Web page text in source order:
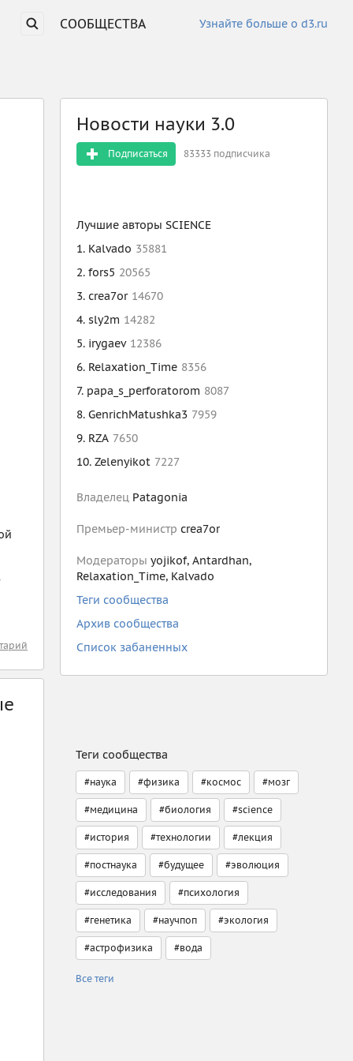
СООБЩЕСТВА Узнайте больше о d3.ru
Новости науки 3.0
Подписаться 83333 подписчика
Лучшие авторы SCIENCE
Kalvado 35881
fors5 20565
crea7or 14670
sly2m 14282
irygaev 12386
Relaxation_Time 8356
papa_s_perforatorom 8087
GenrichMatushka3 7959
RZA 7650
Zelenyikot 7227
Владелец Patagonia
Премьер-министр crea7or
Модераторы yojikof, Antardhan,
Relaxation_Time, Kalvado
Теги сообщества
Архив сообщества
Список забаненных
Теги сообщества
#наука #физика #космос #мозг
#медицина #биология #science
#история #технологии #лекция
#постнаука #будущее #эволюция
#исследования #психология
#генетика #научпоп #экология
#астрофизика #вода
Все теги